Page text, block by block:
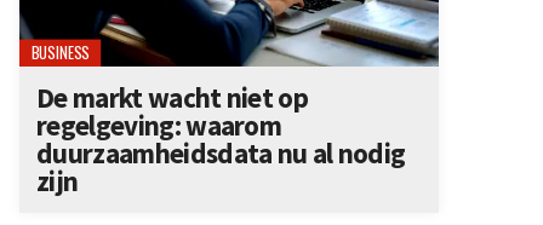
BUSINESS
De markt wacht niet op
regelgeving: waarom
duurzaamheidsdata nu al nodig
zijn